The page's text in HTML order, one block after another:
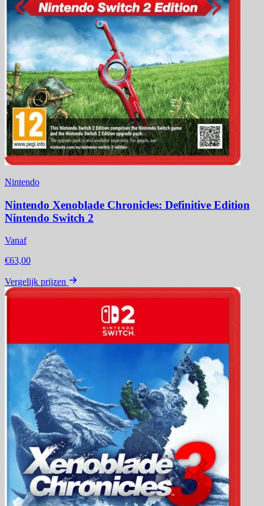
Nintendo
Nintendo Xenoblade Chronicles: Definitive Edition
Nintendo Switch 2
Vanaf
€63,00
Vergelijk prijzen